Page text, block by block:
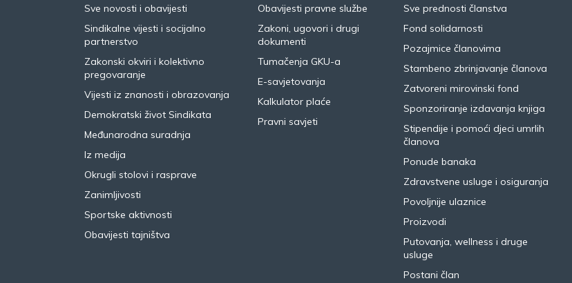
Sve novosti i obavijesti
Sindikalne vijesti i socijalno
partnerstvo
Zakonski okviri i kolektivno
pregovaranje
Vijesti iz znanosti i obrazovanja
Demokratski život Sindikata
Međunarodna suradnja
Iz medija
Okrugli stolovi i rasprave
Zanimljivosti
Sportske aktivnosti
Obavijesti tajništva
Obavijesti pravne službe
Zakoni, ugovori i drugi
dokumenti
Tumačenja GKU-a
E-savjetovanja
Kalkulator plaće
Pravni savjeti
Sve prednosti članstva
Fond solidarnosti
Pozajmice članovima
Stambeno zbrinjavanje članova
Zatvoreni mirovinski fond
Sponzoriranje izdavanja knjiga
Stipendije i pomoći djeci umrlih
članova
Ponude banaka
Zdravstvene usluge i osiguranja
Povoljnije ulaznice
Proizvodi
Putovanja, wellness i druge
usluge
Postani član